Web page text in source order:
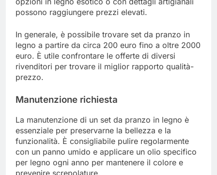
possono raggiungere prezzi elevati.
In generale, è possibile trovare set da pranzo in
legno a partire da circa 200 euro fino a oltre 2000
euro. È utile confrontare le offerte di diversi
rivenditori per trovare il miglior rapporto qualità-
prezzo.
Manutenzione richiesta
La manutenzione di un set da pranzo in legno è
essenziale per preservarne la bellezza e la
funzionalità. È consigliabile pulire regolarmente
con un panno umido e applicare un olio specifico
per legno ogni anno per mantenere il colore e
prevenire screpolature.